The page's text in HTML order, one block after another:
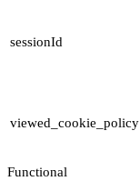
sessionId
viewed_cookie_policy
Functional